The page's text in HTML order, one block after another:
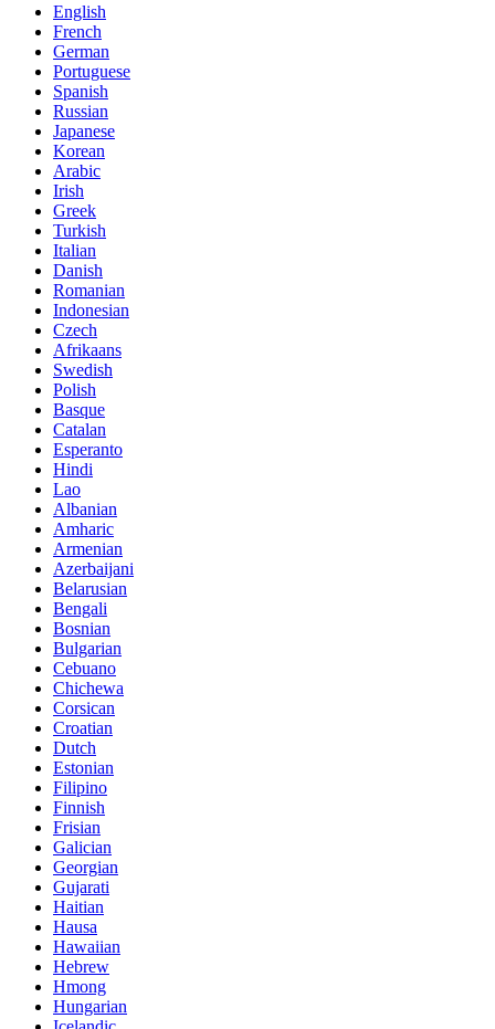
English
French
German
Portuguese
Spanish
Russian
Japanese
Korean
Arabic
Irish
Greek
Turkish
Italian
Danish
Romanian
Indonesian
Czech
Afrikaans
Swedish
Polish
Basque
Catalan
Esperanto
Hindi
Lao
Albanian
Amharic
Armenian
Azerbaijani
Belarusian
Bengali
Bosnian
Bulgarian
Cebuano
Chichewa
Corsican
Croatian
Dutch
Estonian
Filipino
Finnish
Frisian
Galician
Georgian
Gujarati
Haitian
Hausa
Hawaiian
Hebrew
Hmong
Hungarian